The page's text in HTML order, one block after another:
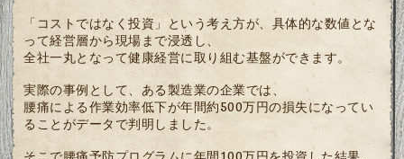
「コストではなく投資」という考え方が、具体的な数値とな
って経営層から現場まで浸透し、
全社一丸となって健康経営に取り組む基盤ができます。
実際の事例として、ある製造業の企業では、
腰痛による作業効率低下が年間約500万円の損失になってい
ることがデータで判明しました。
そこで腰痛予防プログラムに年間100万円を投資した結果、